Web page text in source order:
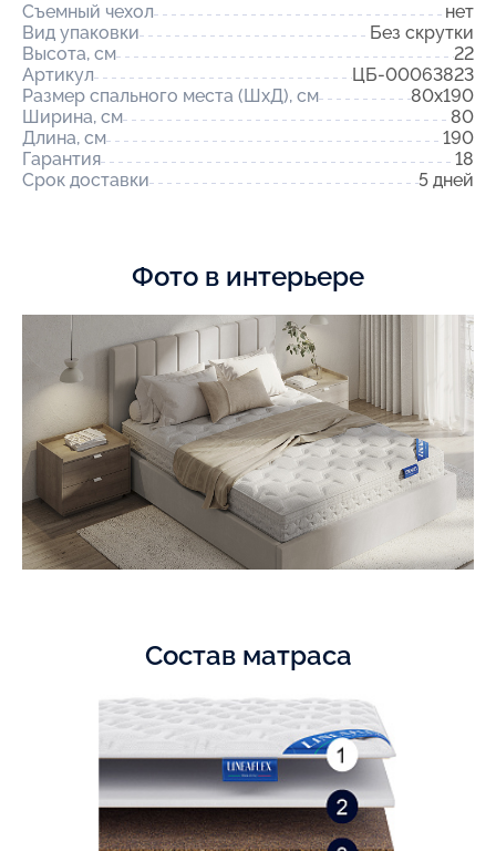
Съемный чехол
нет
Вид упаковки
Без скрутки
Высота, см
22
Артикул
ЦБ-00063823
Размер спального места (ШхД), см
80x190
Ширина, см
80
Длина, см
190
Гарантия
18
Срок доставки
5 дней
Фото в интерьере
Состав матраса